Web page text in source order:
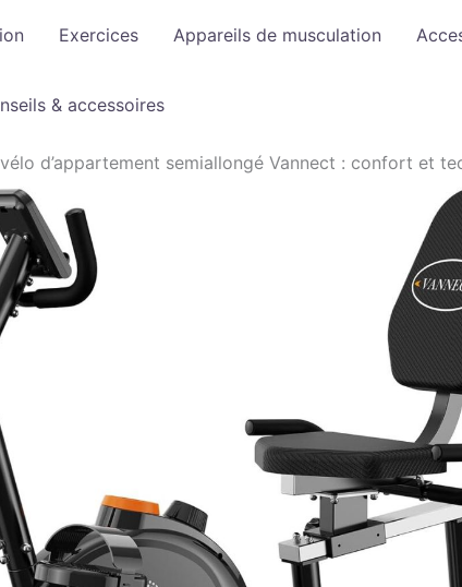
Exercices Appareils de musculation
& accessoires
d’appartement semiallongé Vannect : confort et